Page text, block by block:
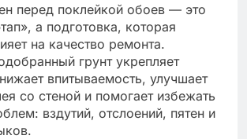
перед поклейкой обоев — это
а подготовка, которая
на качество ремонта.
грунт укрепляет
впитываемость, улучшает
со стеной и помогает избежать
вздутий, отслоений, пятен и